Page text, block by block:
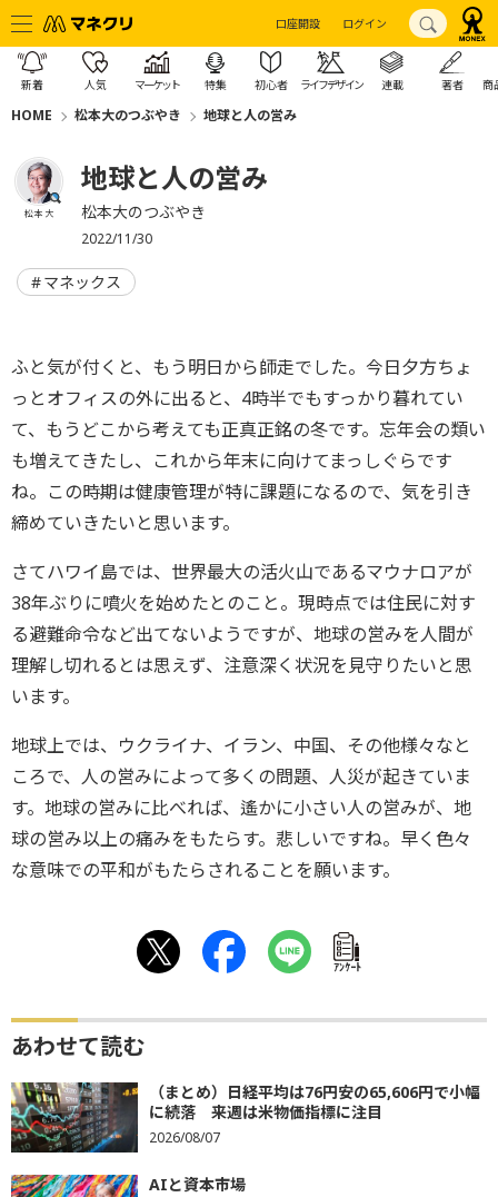
口座開設 ログイン
新着 人気 マーケット 特集 初心者 ライフデザイン 連載 著者 商
HOME 松本大のつぶやき 地球と人の営み
松本 大
地球と人の営み
松本大のつぶやき
2022/11/30
マネックス
ふと気が付くと、もう明日から師走でした。今日夕方ちょ
っとオフィスの外に出ると、4時半でもすっかり暮れてい
て、もうどこから考えても正真正銘の冬です。忘年会の類い
も増えてきたし、これから年末に向けてまっしぐらです
ね。この時期は健康管理が特に課題になるので、気を引き
締めていきたいと思います。
さてハワイ島では、世界最大の活火山であるマウナロアが
38年ぶりに噴火を始めたとのこと。現時点では住民に対す
る避難命令など出てないようですが、地球の営みを人間が
理解し切れるとは思えず、注意深く状況を見守りたいと思
います。
地球上では、ウクライナ、イラン、中国、その他様々なと
ころで、人の営みによって多くの問題、人災が起きていま
す。地球の営みに比べれば、遙かに小さい人の営みが、地
球の営み以上の痛みをもたらす。悲しいですね。早く色々
な意味での平和がもたらされることを願います。
ｱﾝｹｰﾄ
あわせて読む
（まとめ）日経平均は76円安の65,606円で小幅
に続落 来週は米物価指標に注目
2026/08/07
AIと資本市場